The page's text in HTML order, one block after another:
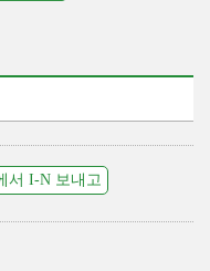
서 I-N 보내고